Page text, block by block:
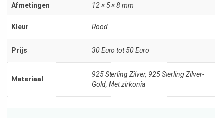
Afmetingen 12 × 5 × 8 mm
Kleur Rood
Prijs 30 Euro tot 50 Euro
Materiaal
925 Sterling Zilver, 925 Sterling Zilver-
Gold, Met zirkonia